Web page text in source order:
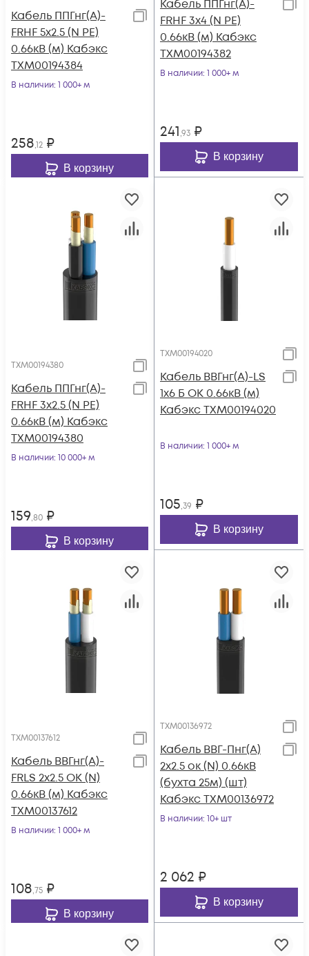
Кабель ППГнг(А)-
FRHF 5х2.5 (N PE)
0.66кВ (м) Кабэкс
ТХМ00194384
В наличии: 1 000+ м
258,12 ₽
В корзину
Кабель ППГнг(А)-
FRHF 3х4 (N PE)
0.66кВ (м) Кабэкс
ТХМ00194382
В наличии: 1 000+ м
241,93 ₽
В корзину
ТХМ00194380
Кабель ППГнг(А)-
FRHF 3х2.5 (N PE)
0.66кВ (м) Кабэкс
ТХМ00194380
В наличии: 10 000+ м
159,80 ₽
В корзину
ТХМ00194020
Кабель ВВГнг(А)-LS
1х6 Б ОК 0.66кВ (м)
Кабэкс ТХМ00194020
В наличии: 1 000+ м
105,39 ₽
В корзину
ТХМ00137612
Кабель ВВГнг(А)-
FRLS 2х2.5 ОК (N)
0.66кВ (м) Кабэкс
ТХМ00137612
В наличии: 1 000+ м
108,75 ₽
В корзину
ТХМ00136972
Кабель ВВГ-Пнг(А)
2х2.5 ок (N) 0.66кВ
(бухта 25м) (шт)
Кабэкс ТХМ00136972
В наличии: 10+ шт
2 062 ₽
В корзину